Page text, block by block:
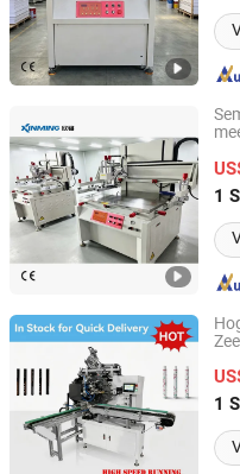
1
Shanghai Xinming
Jiangsu, China
1
Liuzhou Jiexin Machinery
Guangxi, China